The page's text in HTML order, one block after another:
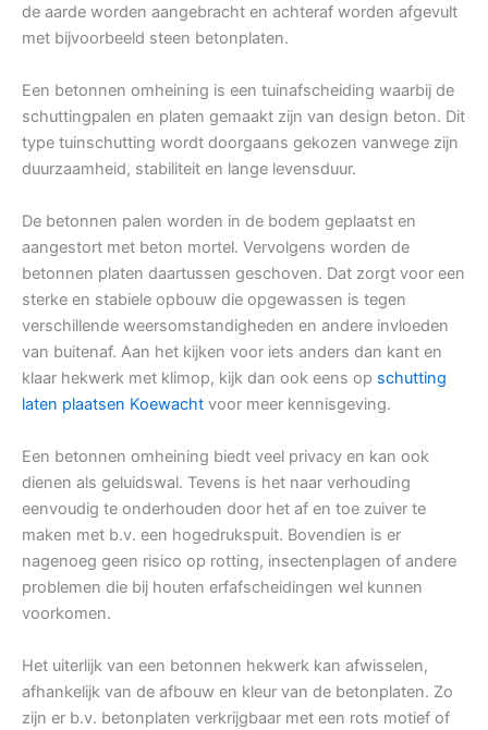
de aarde worden aangebracht en achteraf worden afgevult
met bijvoorbeeld steen betonplaten.
Een betonnen omheining is een tuinafscheiding waarbij de
schuttingpalen en platen gemaakt zijn van design beton. Dit
type tuinschutting wordt doorgaans gekozen vanwege zijn
duurzaamheid, stabiliteit en lange levensduur.
De betonnen palen worden in de bodem geplaatst en
aangestort met beton mortel. Vervolgens worden de
betonnen platen daartussen geschoven. Dat zorgt voor een
sterke en stabiele opbouw die opgewassen is tegen
verschillende weersomstandigheden en andere invloeden
van buitenaf. Aan het kijken voor iets anders dan kant en
klaar hekwerk met klimop, kijk dan ook eens op schutting
laten plaatsen Koewacht voor meer kennisgeving.
Een betonnen omheining biedt veel privacy en kan ook
dienen als geluidswal. Tevens is het naar verhouding
eenvoudig te onderhouden door het af en toe zuiver te
maken met b.v. een hogedrukspuit. Bovendien is er
nagenoeg geen risico op rotting, insectenplagen of andere
problemen die bij houten erfafscheidingen wel kunnen
voorkomen.
Het uiterlijk van een betonnen hekwerk kan afwisselen,
afhankelijk van de afbouw en kleur van de betonplaten. Zo
zijn er b.v. betonplaten verkrijgbaar met een rots motief of